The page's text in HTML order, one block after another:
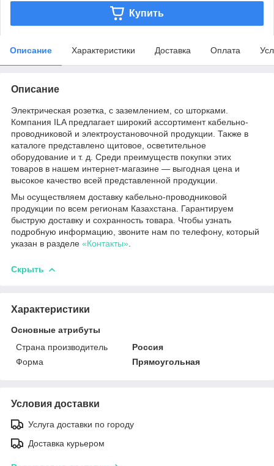
Купить
Описание Характеристики Доставка Оплата
Описание
Электрическая розетка, с заземлением, со шторками.
Компания ILA предлагает широкий ассортимент кабельно-
проводниковой и электроустановочной продукции. Также в
каталоге представлено щитовое, осветительное
оборудование и т. д. Среди преимуществ покупки этих
товаров в нашем интернет-магазине — выгодная цена и
высокое качество всей представленной продукции.
Мы осуществляем доставку кабельно-проводниковой
продукции по всем регионам Казахстана. Гарантируем
быструю доставку и сохранность товара. Чтобы узнать
подробную информацию, звоните нам по телефону, который
указан в разделе «Контакты»
Скрыть
Характеристики
Основные атрибуты
Страна производитель
Россия
Форма
Прямоугольная
Условия доставки
Услуга доставки по городу
Доставка курьером